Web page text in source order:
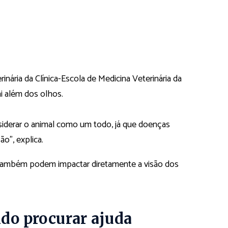
da Clínica-Escola de Medicina Veterinária da
além dos olhos.
o animal como um todo, já que doenças
explica.
podem impactar diretamente a visão dos
procurar ajuda